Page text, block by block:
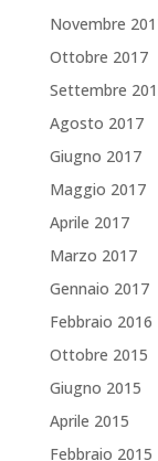
Novembre
Ottobre 2017
Settembre
Agosto 2017
Giugno 2017
Maggio 2017
Aprile 2017
Marzo 2017
Gennaio 2017
Febbraio 2016
Ottobre 2015
Giugno 2015
Aprile 2015
Febbraio 2015